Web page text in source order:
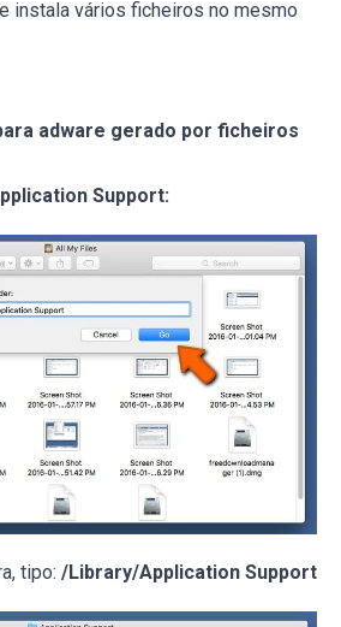
instala vários ficheiros no mesmo
adware gerado por ficheiros
Support:
tipo: /Library/Application Support